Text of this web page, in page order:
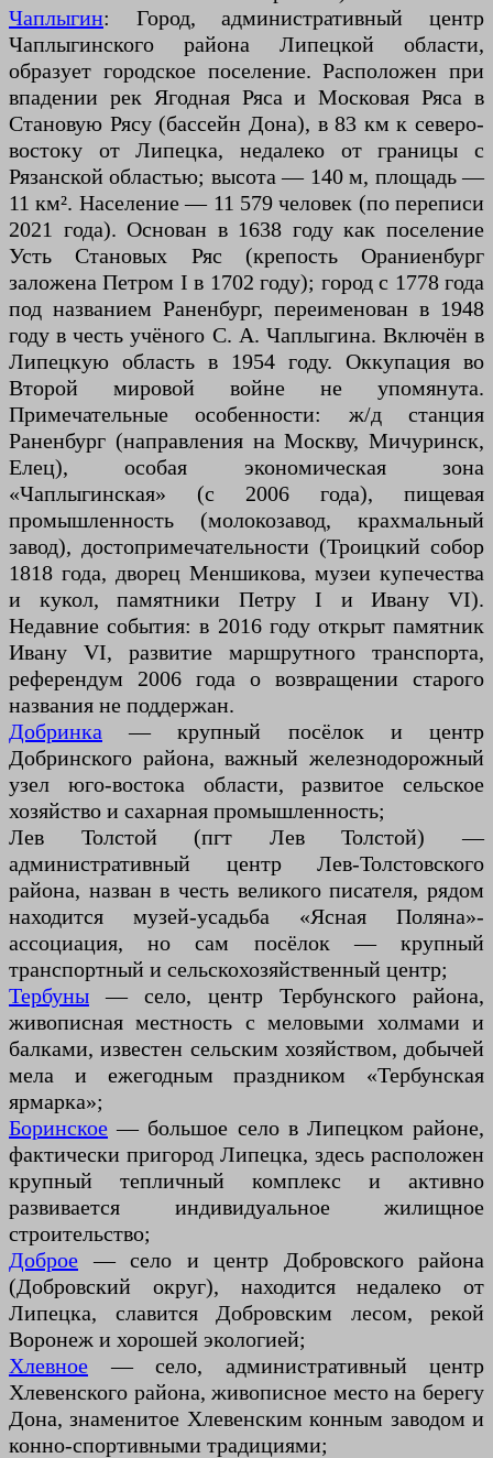
Чаплыгин: Город, административный центр
Чаплыгинского района Липецкой области,
образует городское поселение. Расположен при
впадении рек Ягодная Ряса и Московая Ряса в
Становую Рясу (бассейн Дона), в 83 км к северо-
востоку от Липецка, недалеко от границы с
Рязанской областью; высота — 140 м, площадь —
11 км². Население — 11 579 человек (по переписи
2021 года). Основан в 1638 году как поселение
Усть Становых Ряс (крепость Ораниенбург
заложена Петром I в 1702 году); город с 1778 года
под названием Раненбург, переименован в 1948
году в честь учёного С. А. Чаплыгина. Включён в
Липецкую область в 1954 году. Оккупация во
Второй мировой войне не упомянута.
Примечательные особенности: ж/д станция
Раненбург (направления на Москву, Мичуринск,
Елец), особая экономическая зона
«Чаплыгинская» (с 2006 года), пищевая
промышленность (молокозавод, крахмальный
завод), достопримечательности (Троицкий собор
1818 года, дворец Меншикова, музеи купечества
и кукол, памятники Петру I и Ивану VI).
Недавние события: в 2016 году открыт памятник
Ивану VI, развитие маршрутного транспорта,
референдум 2006 года о возвращении старого
названия не поддержан.
Добринка — крупный посёлок и центр
Добринского района, важный железнодорожный
узел юго-востока области, развитое сельское
хозяйство и сахарная промышленность;
Лев Толстой (пгт Лев Толстой) —
административный центр Лев-Толстовского
района, назван в честь великого писателя, рядом
находится музей-усадьба «Ясная Поляна»-
ассоциация, но сам посёлок — крупный
транспортный и сельскохозяйственный центр;
Тербуны — село, центр Тербунского района,
живописная местность с меловыми холмами и
балками, известен сельским хозяйством, добычей
мела и ежегодным праздником «Тербунская
ярмарка»;
Боринское — большое село в Липецком районе,
фактически пригород Липецка, здесь расположен
крупный тепличный комплекс и активно
развивается индивидуальное жилищное
строительство;
Доброе — село и центр Добровского района
(Добровский округ), находится недалеко от
Липецка, славится Добровским лесом, рекой
Воронеж и хорошей экологией;
Хлевное — село, административный центр
Хлевенского района, живописное место на берегу
Дона, знаменитое Хлевенским конным заводом и
конно-спортивными традициями;